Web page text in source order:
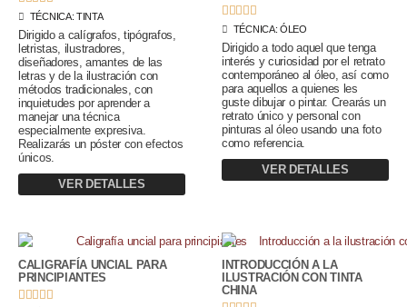
TÉCNICA:TINTA
Dirigido a calígrafos, tipógrafos,
letristas, ilustradores,
diseñadores, amantes de las
letras y de la ilustración con
métodos tradicionales, con
inquietudes por aprender a
manejar una técnica
especialmente expresiva.
Realizarás un póster con efectos
únicos.
VER DETALLES
    
TÉCNICA:ÓLEO
Dirigido a todo aquel que tenga
interés y curiosidad por el retrato
contemporáneo al óleo, así como
para aquellos a quienes les
guste dibujar o pintar. Crearás un
retrato único y personal con
pinturas al óleo usando una foto
como referencia.
VER DETALLES
CALIGRAFÍA UNCIAL PARA
PRINCIPIANTES

INTRODUCCIÓN A LA
ILUSTRACIÓN CON TINTA
CHINA